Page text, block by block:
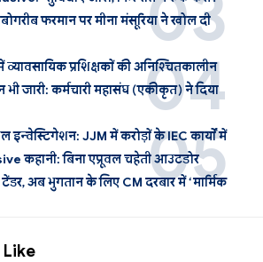
फरमान पर मीना मंसूरिया ने खोल दी
प्रशिक्षकों की अनिश्चितकालीन
जारी: कर्मचारी महासंघ (एकीकृत) ने दिया
इन्वेस्टिगेशन: JJM में करोड़ों के IEC कार्यों में
कहानी: बिना एप्रूवल चहेती आउटडोर
टेंडर, अब भुगतान के लिए CM दरबार में ‘मार्मिक
Like